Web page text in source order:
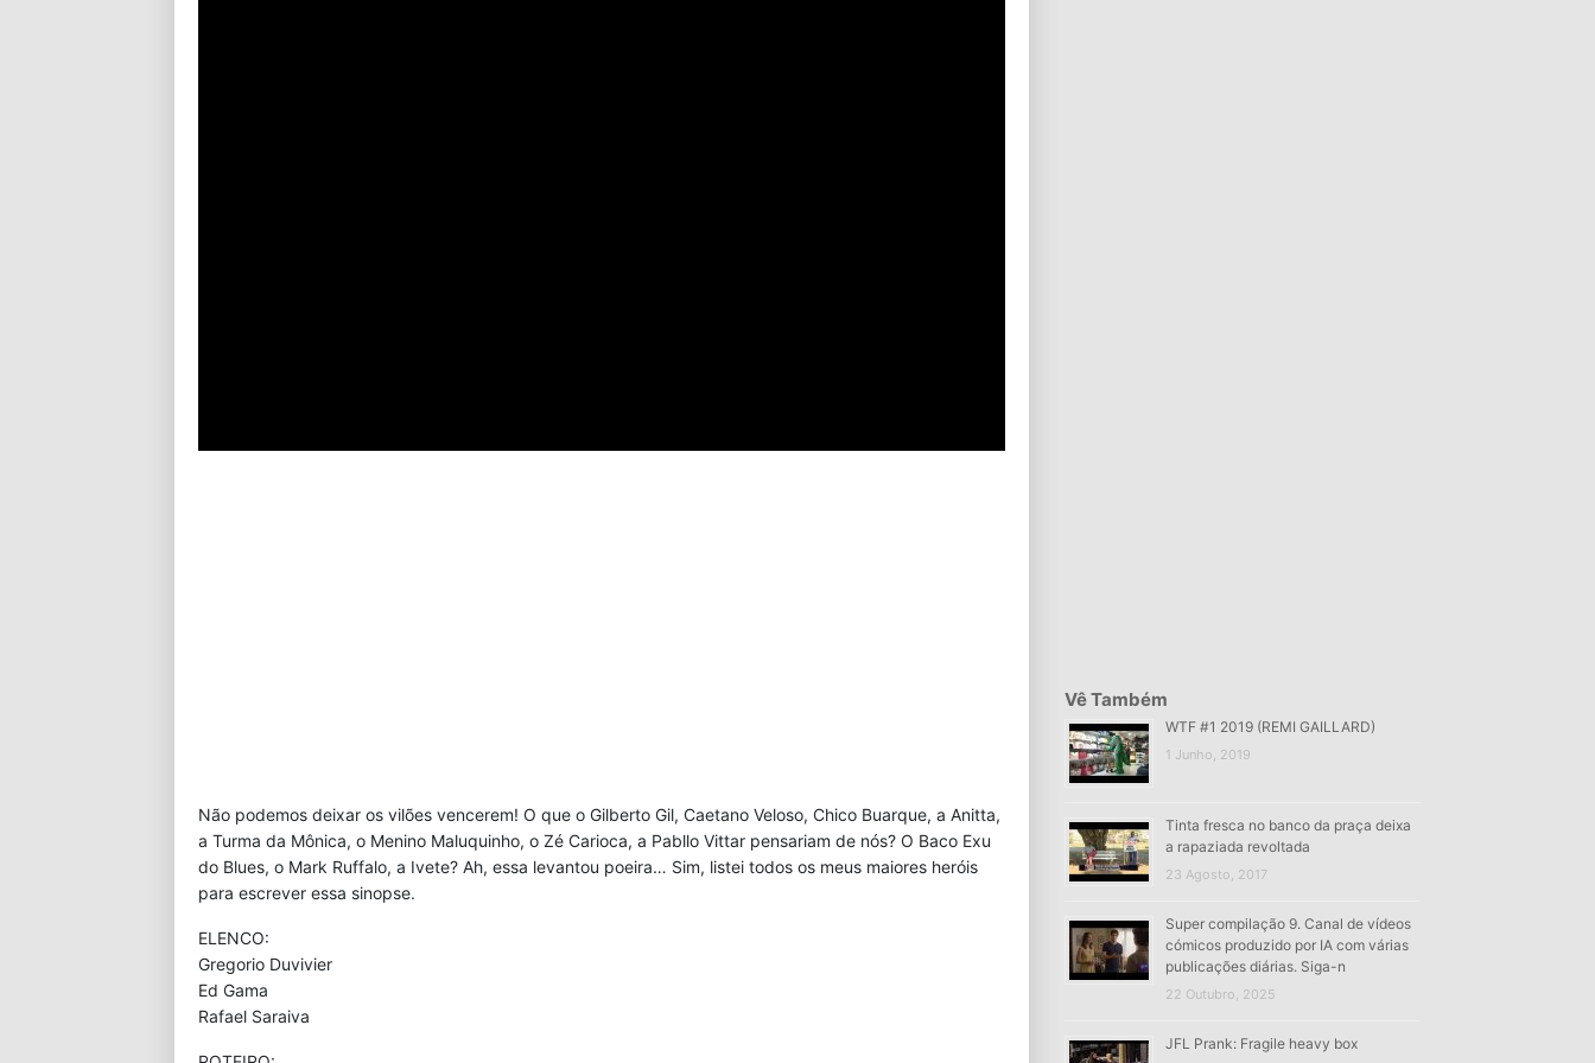
Não podemos deixar os vilões vencerem! O que o Gilberto Gil, Caetano Veloso, Chico Buarque, a Anitta,
a Turma da Mônica, o Menino Maluquinho, o Zé Carioca, a Pabllo Vittar pensariam de nós? O Baco Exu
do Blues, o Mark Ruffalo, a Ivete? Ah, essa levantou poeira… Sim, listei todos os meus maiores heróis
para escrever essa sinopse.
ELENCO:
Gregorio Duvivier
Ed Gama
Rafael Saraiva
Vê Também
WTF #1 2019 (REMI GAILLARD)
1 Junho, 2019
Tinta fresca no banco da praça deixa
a rapaziada revoltada
23 Agosto, 2017
Super compilação 9. Canal de vídeos
cómicos produzido por IA com várias
publicações diárias. Siga-n
22 Outubro, 2025
JFL Prank: Fragile heavy box